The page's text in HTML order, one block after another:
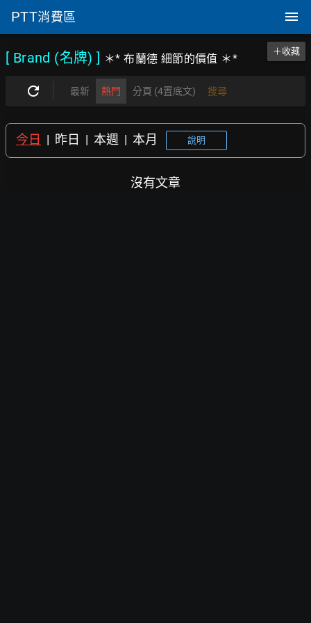
PTT消費區
[ Brand (名牌) ] ＊* 布蘭德 細節的價值 ＊*
＋收藏
最新 熱門 分頁 (4置底文) 搜尋
今日 | 昨日 | 本週 | 本月 說明
沒有文章